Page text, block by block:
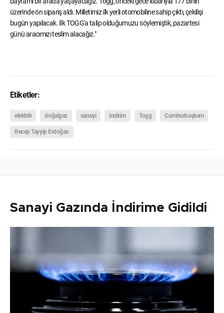
üzerinde ön sipariş aldı. Milletimiz ilk yerli otomobiline sahip çıktı, çekilişi
bugün yapılacak. İlk TOGG'a talip olduğumuzu söylemiştik, pazartesi
günü aracımızı teslim alacağız."
Etiketler:
elektrik doğalgaz sanayi indirim Togg Cumhurbaşkanı
Recep Tayyip Erdoğan
Sanayi Gazında İndirime Gidildi